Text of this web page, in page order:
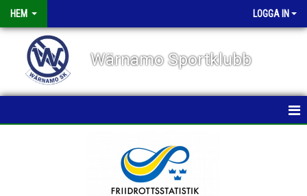
HEM LOGGA IN
Wärnamo Sportklubb